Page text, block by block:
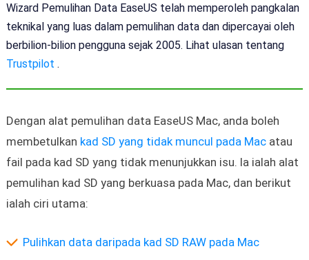
Wizard Pemulihan Data EaseUS telah memperoleh pangkalan
teknikal yang luas dalam pemulihan data dan dipercayai oleh
berbilion-bilion pengguna sejak 2005. Lihat ulasan tentang
Trustpilot .
Dengan alat pemulihan data EaseUS Mac, anda boleh
membetulkan kad SD yang tidak muncul pada Macatau
fail pada kad SD yang tidak menunjukkan isu. Ia ialah alat
pemulihan kad SD yang berkuasa pada Mac, dan berikut
ialah ciri utama:
Pulihkan data daripada kad SD RAW pada Mac